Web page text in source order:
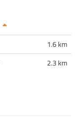
1.6 km
2.3 km